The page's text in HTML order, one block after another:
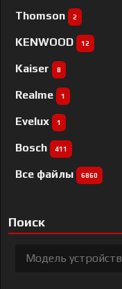
Thomson 2
KENWOOD 12
Kaiser 8
Realme 1
Evelux 1
Bosch 411
Все файлы 6860
Поиск